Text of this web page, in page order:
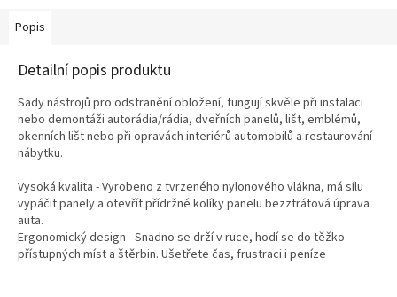
Popis
Detailní popis produktu
Sady nástrojů pro odstranění obložení, fungují skvěle při instalaci
nebo demontáži autorádia/rádia, dveřních panelů, lišt, emblémů,
okenních lišt nebo při opravách interiérů automobilů a restaurování
nábytku.
Vysoká kvalita - Vyrobeno z tvrzeného nylonového vlákna, má sílu
vypáčit panely a otevřít přídržné kolíky panelu bezztrátová úprava
auta.
Ergonomický design - Snadno se drží v ruce, hodí se do těžko
přístupných míst a štěrbin. Ušetřete čas, frustraci i peníze